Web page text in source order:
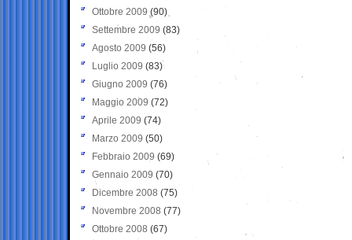
Ottobre 2009 (90)
Settembre 2009 (83)
Agosto 2009 (56)
Luglio 2009 (83)
Giugno 2009 (76)
Maggio 2009 (72)
Aprile 2009 (74)
Marzo 2009 (50)
Febbraio 2009 (69)
Gennaio 2009 (70)
Dicembre 2008 (75)
Novembre 2008 (77)
Ottobre 2008 (67)